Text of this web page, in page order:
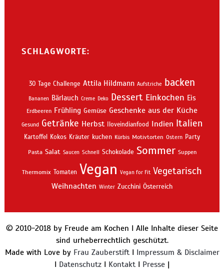
SCHLAGWORTE:
30 Tage Challenge Attila Hildmann Aufstriche backen
Bananen Bärlauch Creme Deko Dessert Einkochen Eis
Erdbeeren Frühling Gemüse Geschenke aus der Küche
Gesund Getränke Herbst Iloveindianfood Indien Italien
Kartoffel Kokos Kräuter kuchen Kürbis Motivtorten Ostern Party
Pasta Salat Saucen Schnell Schokolade Sommer Suppen
Thermomix Tomaten Vegan Vegan for Fit Vegetarisch
Weihnachten Winter Zucchini Österreich
© 2010-2018 by Freude am Kochen I Alle Inhalte dieser Seite
sind urheberrechtlich geschützt.
Made with Love by Frau ZauberstiftI Impressum & Disclaimer
I Datenschutz I KontaktI Presse |